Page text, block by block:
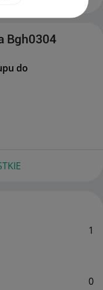
Bgh0304
do
1
0